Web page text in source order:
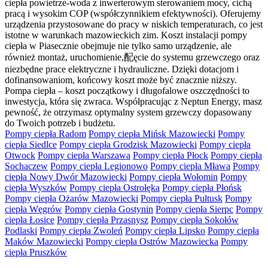
ciepła powietrze-woda z inwerterowym sterowaniem mocy, cichą
pracą i wysokim COP (współczynnikiem efektywności). Oferujemy
urządzenia przystosowane do pracy w niskich temperaturach, co jest
istotne w warunkach mazowieckich zim. Koszt instalacji pompy
ciepła w Piasecznie obejmuje nie tylko samo urządzenie, ale
również montaż, uruchomienie,配ęcie do systemu grzewczego oraz
niezbędne prace elektryczne i hydrauliczne. Dzięki dotacjom i
dofinansowaniom, końcowy koszt może być znacznie niższy.
Pompa ciepła – koszt początkowy i długofalowe oszczędności to
inwestycja, która się zwraca. Współpracując z Neptun Energy, masz
pewność, że otrzymasz optymalny system grzewczy dopasowany
do Twoich potrzeb i budżetu.
Pompy ciepła Radom Pompy ciepła Mińsk Mazowiecki Pompy
ciepła Siedlce Pompy ciepła Grodzisk Mazowiecki Pompy ciepła
Otwock Pompy ciepła Warszawa Pompy ciepła Płock Pompy ciepła
Sochaczew Pompy ciepła Legionowo Pompy ciepła Mława Pompy
ciepła Nowy Dwór Mazowiecki Pompy ciepła Wołomin Pompy
ciepła Wyszków Pompy ciepła Ostrołęka Pompy ciepła Płońsk
Pompy ciepła Ożarów Mazowiecki Pompy ciepła Pułtusk Pompy
ciepła Węgrów Pompy ciepła Gostynin Pompy ciepła Sierpc Pompy
ciepła Łosice Pompy ciepła Przasnysz Pompy ciepła Sokołów
Podlaski Pompy ciepła Zwoleń Pompy ciepła Lipsko Pompy ciepła
Maków Mazowiecki Pompy ciepła Ostrów Mazowiecka Pompy
ciepła Pruszków